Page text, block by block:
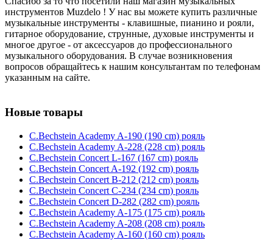
инструментов Muzdelo ! У нас вы можете купить различные
музыкальные инструменты - клавишные, пианино и рояли,
гитарное оборудование, струнные, духовые инструменты и
многое другое - от аксессуаров до профессионального
музыкального оборудования. В случае возникновения
вопросов обращайтесь к нашим консультантам по телефонам
указанным на сайте.
Новые товары
C.Bechstein Academy A-190 (190 cm) рояль
C.Bechstein Academy A-228 (228 cm) рояль
C.Bechstein Concert L-167 (167 cm) рояль
C.Bechstein Concert A-192 (192 cm) рояль
C.Bechstein Concert B-212 (212 cm) рояль
C.Bechstein Concert С-234 (234 cm) рояль
C.Bechstein Concert D-282 (282 cm) рояль
C.Bechstein Academy A-175 (175 cm) рояль
C.Bechstein Academy A-208 (208 cm) рояль
C.Bechstein Academy A-160 (160 cm) рояль